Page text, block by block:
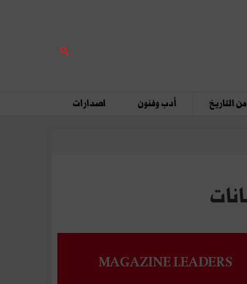
من التاريخ أدب وفنون اصدارات
MAGAZINE LEADERS